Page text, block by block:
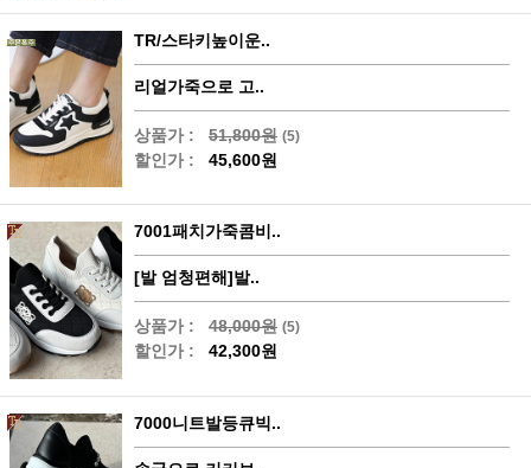
TR/스타키높이운..
리얼가죽으로 고..
상품가 : 51,800원 (5)
할인가 : 45,600원
7001패치가죽콤비..
[발 엄청편해]발..
상품가 : 48,000원 (5)
할인가 : 42,300원
7000니트발등큐빅..